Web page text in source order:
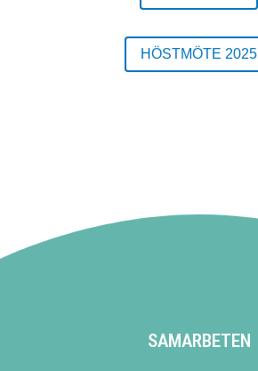
HÖSTMÖTE 2025
SAMARBETEN